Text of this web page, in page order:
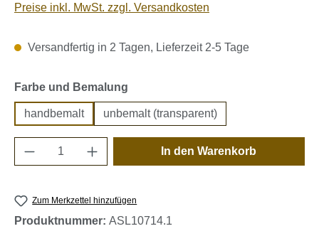
Preise inkl. MwSt. zzgl. Versandkosten
Versandfertig in 2 Tagen, Lieferzeit 2-5 Tage
Farbe und Bemalung
handbemalt unbemalt (transparent)
Produkt Anzahl: Gib den gewünschten
In den Warenkorb
Zum Merkzettel hinzufügen
Produktnummer: ASL10714.1